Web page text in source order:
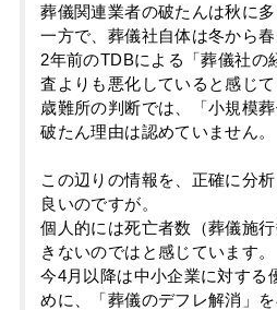
葬儀関連業者の破たんは秋に多
一方で、葬儀社自体は冬から春
2年前のTDBによる「葬儀社の
査よりも悪化していると感じて
歳難所の判断では、「小規模
破たん理由は認めていません。
この辺りの情報を、正確に分
良いのですが。
個人的には死亡者数（葬儀施
きないのではと感じています。
今4月以降は中小企業に対する
めに、「葬儀のデフレ解消」